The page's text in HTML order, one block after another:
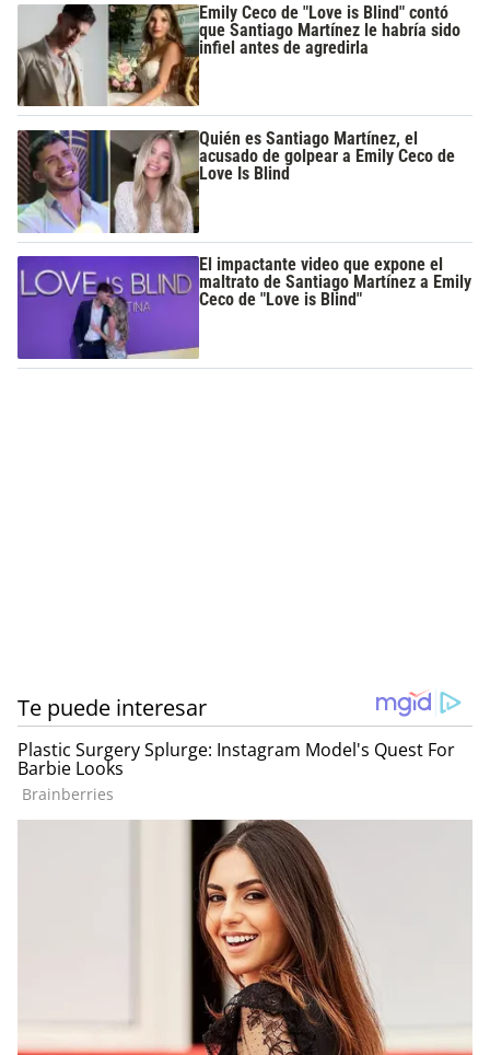
Emily Ceco de "Love is Blind" contó
que Santiago Martínez le habría sido
infiel antes de agredirla
Quién es Santiago Martínez, el
acusado de golpear a Emily Ceco de
Love Is Blind
El impactante video que expone el
maltrato de Santiago Martínez a Emily
Ceco de "Love is Blind"